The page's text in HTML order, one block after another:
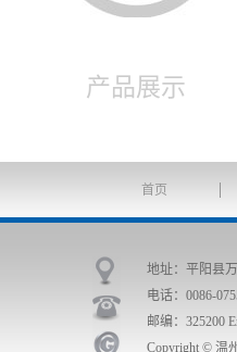
产品展示
首页
地址：平阳县
电话：0086-
邮编：325200
Copyright © 温